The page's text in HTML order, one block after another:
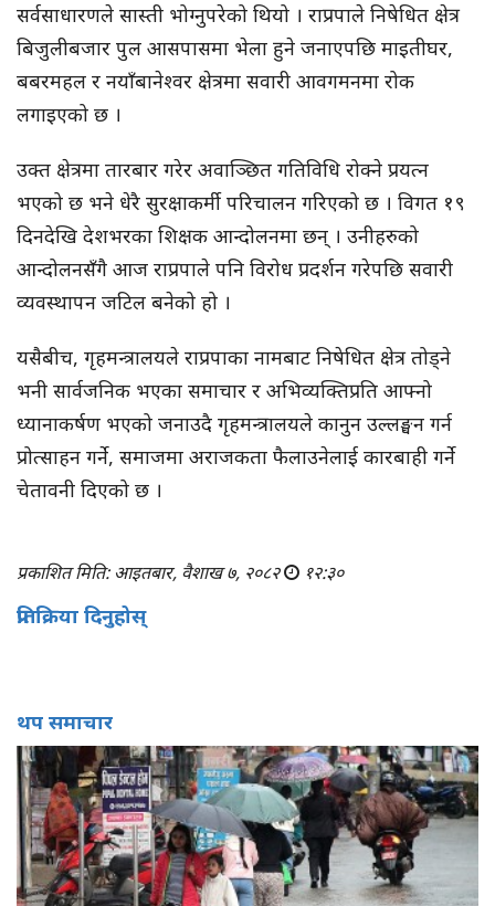
सर्वसाधारणले सास्ती भोग्नुपरेको थियो । राप्रपाले निषेधित क्षेत्र
बिजुलीबजार पुल आसपासमा भेला हुने जनाएपछि माइतीघर,
बबरमहल र नयाँबानेश्वर क्षेत्रमा सवारी आवगमनमा रोक
लगाइएको छ ।
उक्त क्षेत्रमा तारबार गरेर अवाञ्छित गतिविधि रोक्ने प्रयत्न
भएको छ भने धेरै सुरक्षाकर्मी परिचालन गरिएको छ । विगत १९
दिनदेखि देशभरका शिक्षक आन्दोलनमा छन् । उनीहरुको
आन्दोलनसँगै आज राप्रपाले पनि विरोध प्रदर्शन गरेपछि सवारी
व्यवस्थापन जटिल बनेको हो ।
यसैबीच, गृहमन्त्रालयले राप्रपाका नामबाट निषेधित क्षेत्र तोड्ने
भनी सार्वजनिक भएका समाचार र अभिव्यक्तिप्रति आफ्नो
ध्यानाकर्षण भएको जनाउदै गृहमन्त्रालयले कानुन उल्लङ्घन गर्न
प्रोत्साहन गर्ने, समाजमा अराजकता फैलाउनेलाई कारबाही गर्ने
चेतावनी दिएको छ ।
प्रकाशित मिति: आइतबार, वैशाख ७, २०८२ १२:३०
प्रतिक्रिया दिनुहोस्
थप समाचार